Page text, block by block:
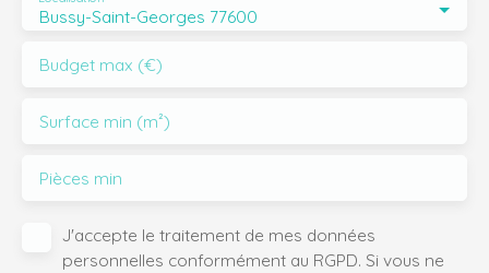
Bussy-Saint-Georges 77600
Budget max (€)
Surface min (m²)
Pièces min
J'accepte le traitement de mes données
personnelles conformément au RGPD. Si vous ne